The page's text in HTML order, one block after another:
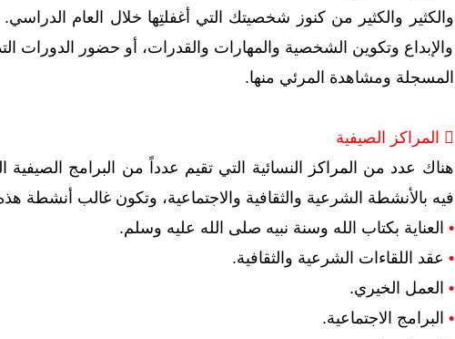
والكثير والكثير من كنوز شخصيتك التي أغفلتِها خلال العام
والإبداع وتكوين الشخصية والمهارات والقدرات، أو حضور الدورات
المسجلة ومشاهدة المرئي منها.
 المراكز الصيفية
هناك عدد من المراكز النسائية التي تقيم عدداً من البرامج
فيه بالأنشطة الشرعية والثقافية والاجتماعية، وتكون غالب أنشطة
• العناية بكتاب الله وسنة نبيه صلى الله عليه وسلم.
• عقد اللقاءات الشرعية والثقافية.
• العمل الخيري.
• البرامج الاجتماعية.